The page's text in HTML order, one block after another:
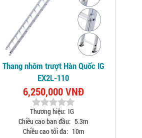
Thang nhôm trượt Hàn Quốc IG
EX2L-110
6,250,000 VNĐ
Thương hiệu: IG
Chiều cao ban đầu: 5.3m
Chiều cao tối đa: 10m